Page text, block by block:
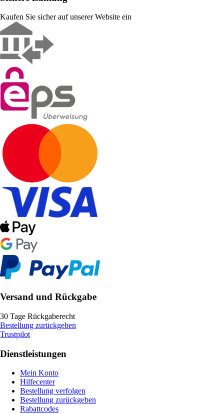
Kaufen Sie sicher auf unserer Website ein
Versand und Rückgabe
30 Tage Rückgaberecht
Bestellung zurückgeben
Trustpilot
Dienstleistungen
Mein Konto
Hilfecenter
Bestellung verfolgen
Bestellung zurückgeben
Rabattcodes